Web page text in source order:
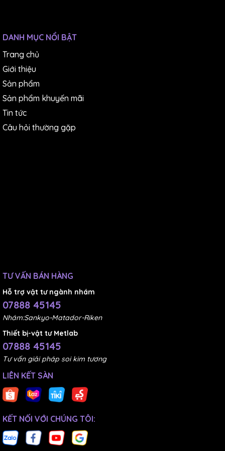
METLAB là thương hiệu nổi tiếng với các dòng sản
phẩm chuẩn bị mẫu kim tương như:
Máy mài, máy đánh bóng mẫu, máy cắt mẫu, máy đúc
mẫu (ép mẫu)
Vật tư tiêu hao:Đá cắt, giấy nhám, đĩa mài kim
Vải đánh bóng (polishing cloth)
Dung dịch đánh bóng kim
cương (Polycrystalline) & (Monocrystalline)
đây
Bột đúc nóng
Epoxy đúc ngụi
Thông tin liên hệ
Anh/chị vui lòng liên hệ với chúng tôi theo địa chỉ bên
DANH MỤC NỔI BẬT
Trang chủ
Giới thiệu
Sản phẩm
Sản phẩm khuyến mãi
Tin tức
Câu hỏi thường gặp
TƯ VẤN BÁN HÀNG
Hỗ trợ vật tư ngành nhám
07888 45145
Nhám:Sankyo-Matador-Riken
Thiết bị-vật tư Metlab
07888 45145
Tư vấn giải pháp soi kim tương
LIÊN KẾT SÀN
KẾT NỐI VỚI CHÚNG TÔI: